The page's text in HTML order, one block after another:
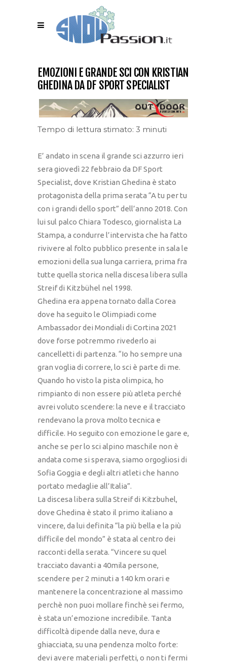
EMOZIONI E GRANDE SCI CON KRISTIAN
GHEDINA DA DF SPORT SPECIALIST
Tempo di lettura stimato: 3 minuti
E’ andato in scena il grande sci azzurro ieri
sera giovedì 22 febbraio da DF Sport
Specialist, dove Kristian Ghedina è stato
protagonista della prima serata “A tu per tu
con i grandi dello sport” dell’anno 2018. Con
lui sul palco Chiara Todesco, giornalista La
Stampa, a condurre l’intervista che ha fatto
rivivere al folto pubblico presente in sala le
emozioni della sua lunga carriera, prima fra
tutte quella storica nella discesa libera sulla
Streif di Kitzbühel nel 1998.
Ghedina era appena tornato dalla Corea
dove ha seguito le Olimpiadi come
Ambassador dei Mondiali di Cortina 2021
dove forse potremmo rivederlo ai
cancelletti di partenza. “Io ho sempre una
gran voglia di correre, lo sci è parte di me.
Quando ho visto la pista olimpica, ho
rimpianto di non essere più atleta perché
avrei voluto scendere: la neve e il tracciato
rendevano la prova molto tecnica e
difficile. Ho seguito con emozione le gare e,
anche se per lo sci alpino maschile non è
andata come si sperava, siamo orgogliosi di
Sofia Goggia e degli altri atleti che hanno
portato medaglie all’Italia”.
La discesa libera sulla Streif di Kitzbuhel,
dove Ghedina è stato il primo italiano a
vincere, da lui definita “la più bella e la più
difficile del mondo” è stata al centro dei
racconti della serata. “Vincere su quel
tracciato davanti a 40mila persone,
scendere per 2 minuti a 140 km orari e
mantenere la concentrazione al massimo
perchè non puoi mollare finchè sei fermo,
è stata un’emozione incredibile. Tanta
difficoltà dipende dalla neve, dura e
ghiacciata, su una pendenza molto forte:
devi avere materiali perfetti, o non ti fermi